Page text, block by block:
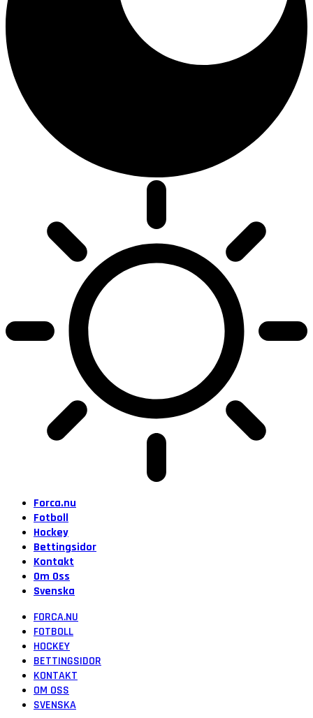
Forca.nu
Fotboll
Hockey
Bettingsidor
Kontakt
Om Oss
Svenska
FORCA.NU
FOTBOLL
HOCKEY
BETTINGSIDOR
KONTAKT
OM OSS
SVENSKA